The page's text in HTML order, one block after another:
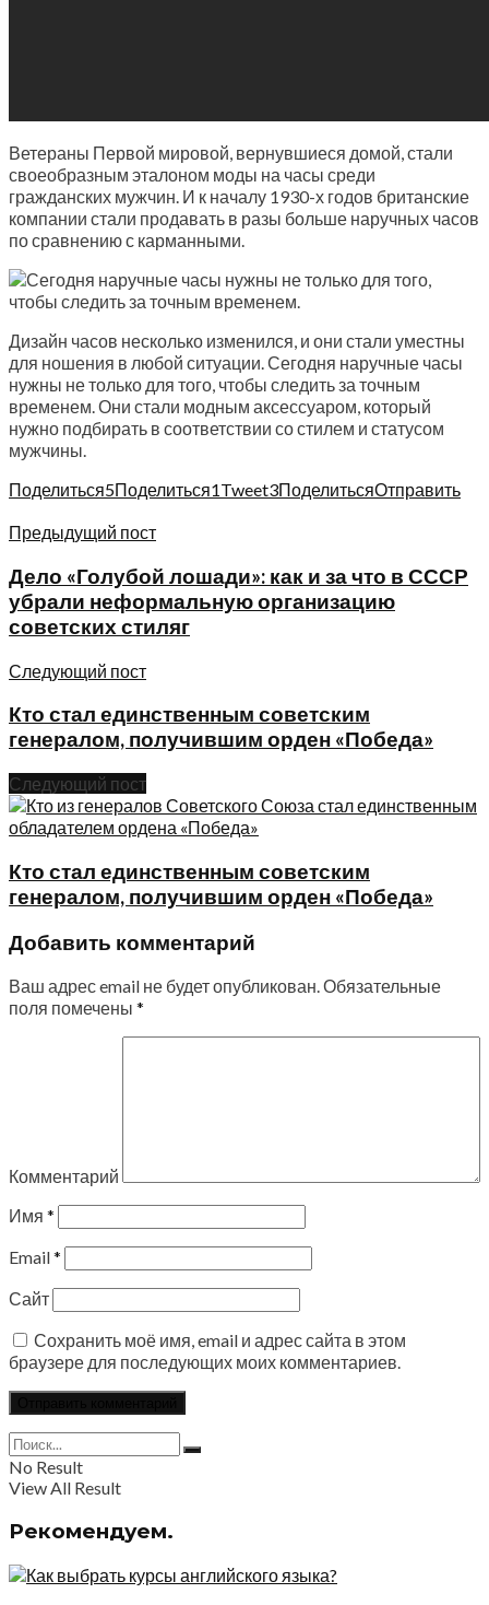
Ветераны Первой мировой, вернувшиеся домой, стали
своеобразным эталоном моды на часы среди
гражданских мужчин. И к началу 1930-х годов британские
компании стали продавать в разы больше наручных часов
по сравнению с карманными.
Дизайн часов несколько изменился, и они стали уместны
для ношения в любой ситуации. Сегодня наручные часы
нужны не только для того, чтобы следить за точным
временем. Они стали модным аксессуаром, который
нужно подбирать в соответствии со стилем и статусом
мужчины.
Поделиться5Поделиться1Tweet3ПоделитьсяОтправить
Предыдущий пост
Дело «Голубой лошади»: как и за что в СССР
убрали неформальную организацию
советских стиляг
Следующий пост
Кто стал единственным советским
генералом, получившим орден «Победа»
Следующий пост
Кто стал единственным советским
генералом, получившим орден «Победа»
Добавить комментарий
Ваш адрес email не будет опубликован.Обязательные
поля помечены *
Комментарий
Имя *
Email*
Сайт
Сохранить моё имя, email и адрес сайта в этом
браузере для последующих моих комментариев.
No Result
View All Result
Рекомендуем.